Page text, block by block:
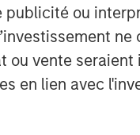
publicité ou
ne
ou vente
en lien avec